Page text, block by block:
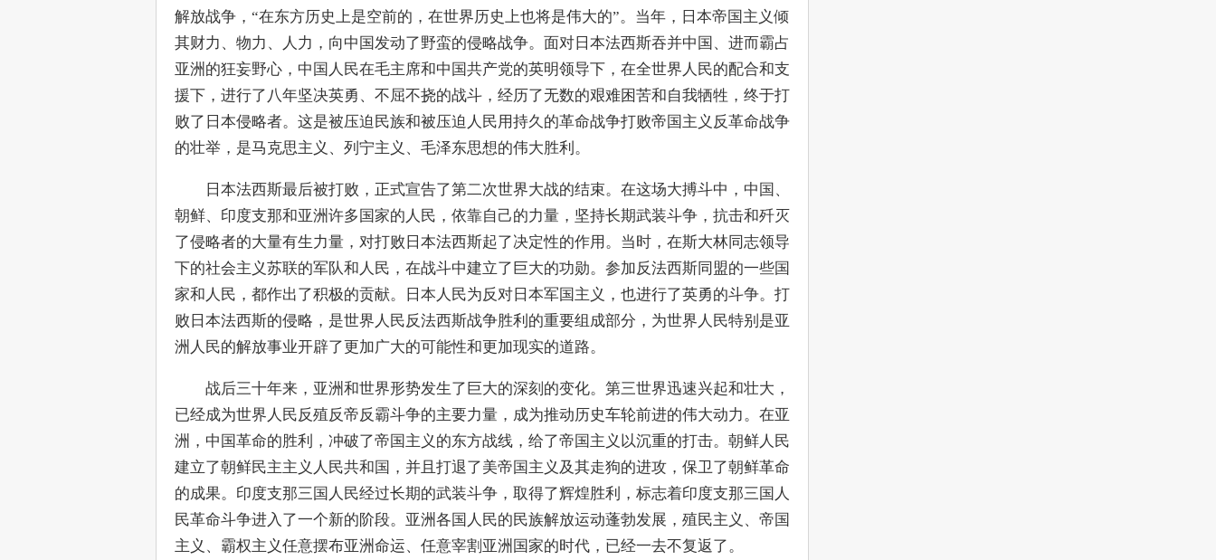
解放战争，“在东方历史上是空前的，在世界历史上也将是伟大的”。当年，日本帝国主义倾
其财力、物力、人力，向中国发动了野蛮的侵略战争。面对日本法西斯吞并中国、进而霸占
亚洲的狂妄野心，中国人民在毛主席和中国共产党的英明领导下，在全世界人民的配合和支
援下，进行了八年坚决英勇、不屈不挠的战斗，经历了无数的艰难困苦和自我牺牲，终于打
败了日本侵略者。这是被压迫民族和被压迫人民用持久的革命战争打败帝国主义反革命战争
的壮举，是马克思主义、列宁主义、毛泽东思想的伟大胜利。
日本法西斯最后被打败，正式宣告了第二次世界大战的结束。在这场大搏斗中，中国、
朝鲜、印度支那和亚洲许多国家的人民，依靠自己的力量，坚持长期武装斗争，抗击和歼灭
了侵略者的大量有生力量，对打败日本法西斯起了决定性的作用。当时，在斯大林同志领导
下的社会主义苏联的军队和人民，在战斗中建立了巨大的功勋。参加反法西斯同盟的一些国
家和人民，都作出了积极的贡献。日本人民为反对日本军国主义，也进行了英勇的斗争。打
败日本法西斯的侵略，是世界人民反法西斯战争胜利的重要组成部分，为世界人民特别是亚
洲人民的解放事业开辟了更加广大的可能性和更加现实的道路。
战后三十年来，亚洲和世界形势发生了巨大的深刻的变化。第三世界迅速兴起和壮大，
已经成为世界人民反殖反帝反霸斗争的主要力量，成为推动历史车轮前进的伟大动力。在亚
洲，中国革命的胜利，冲破了帝国主义的东方战线，给了帝国主义以沉重的打击。朝鲜人民
建立了朝鲜民主主义人民共和国，并且打退了美帝国主义及其走狗的进攻，保卫了朝鲜革命
的成果。印度支那三国人民经过长期的武装斗争，取得了辉煌胜利，标志着印度支那三国人
民革命斗争进入了一个新的阶段。亚洲各国人民的民族解放运动蓬勃发展，殖民主义、帝国
主义、霸权主义任意摆布亚洲命运、任意宰割亚洲国家的时代，已经一去不复返了。